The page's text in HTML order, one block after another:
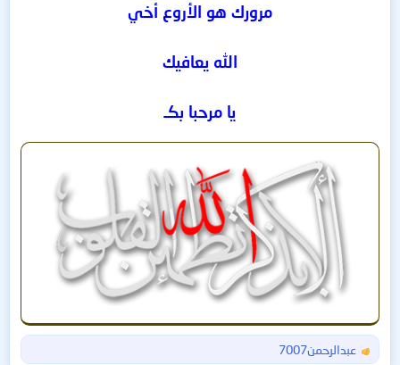
مرورك هو الأروع أخي
الله يعافيك
يا مرحبا بكـ
عبدالرحمن7007